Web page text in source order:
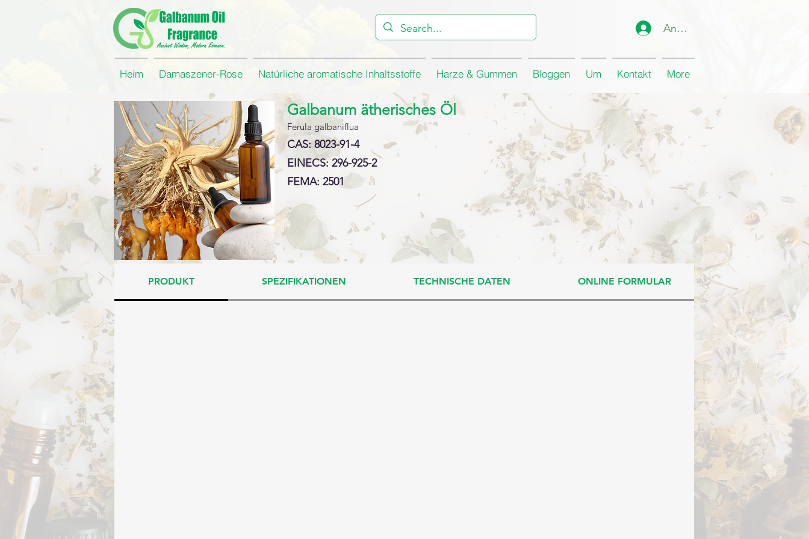
Anmelden
Heim Damaszener-Rose Natürliche aromatische Inhaltsstoffe Harze & Gummen Bloggen Um Kontakt More
Galbanum ätherisches Öl
Ferula galbaniflua
CAS: 8023-91-4
EINECS: 296-925-2
FEMA: 2501
PRODUKT SPEZIFIKATIONEN TECHNISCHE DATEN ONLINE FORMULAR